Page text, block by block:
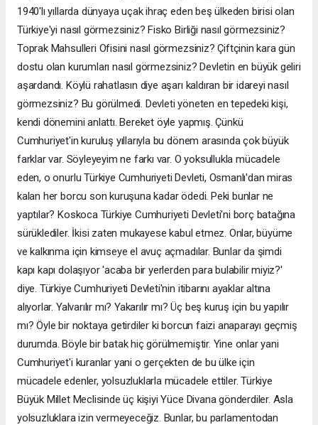
1940'lı yıllarda dünyaya uçak ihraç eden beş ülkeden birisi olan
Türkiye'yi nasıl görmezsiniz? Fisko Birliği nasıl görmezsiniz?
Toprak Mahsulleri Ofisini nasıl görmezsiniz? Çiftçinin kara gün
dostu olan kurumları nasıl görmezsiniz? Devletin en büyük geliri
aşardandı. Köylü rahatlasın diye aşarı kaldıran bir idareyi nasıl
görmezsiniz? Bu görülmedi. Devleti yöneten en tepedeki kişi,
kendi dönemini anlattı. Bereket öyle yapmış. Çünkü
Cumhuriyet'in kuruluş yıllarıyla bu dönem arasında çok büyük
farklar var. Söyleyeyim ne farkı var. O yoksullukla mücadele
eden, o onurlu Türkiye Cumhuriyeti Devleti, Osmanlı'dan miras
kalan her borcu son kuruşuna kadar ödedi. Peki bunlar ne
yaptılar? Koskoca Türkiye Cumhuriyeti Devleti'ni borç batağına
sürüklediler. İkisi zaten mukayese kabul etmez. Onlar, büyüme
ve kalkınma için kimseye el avuç açmadılar. Bunlar da şimdi
kapı kapı dolaşıyor 'acaba bir yerlerden para bulabilir miyiz?'
diye. Türkiye Cumhuriyeti Devleti'nin itibarını ayaklar altına
alıyorlar. Yalvarılır mı? Yakarılır mı? Üç beş kuruş için bu yapılır
mı? Öyle bir noktaya getirdiler ki borcun faizi anaparayı geçmiş
durumda. Böyle bir batak hiç görülmemiştir. Yine onlar yani
Cumhuriyet'i kuranlar yani o gerçekten de bu ülke için
mücadele edenler, yolsuzluklarla mücadele ettiler. Türkiye
Büyük Millet Meclisinde üç kişiyi Yüce Divana gönderdiler. Asla
yolsuzluklara izin vermeyeceğiz. Bunlar, bu parlamentodan